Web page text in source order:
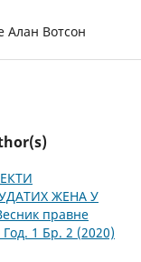
Алан Вотсон
ЖЕНА У
правне
1 Бр. 2 (2020)